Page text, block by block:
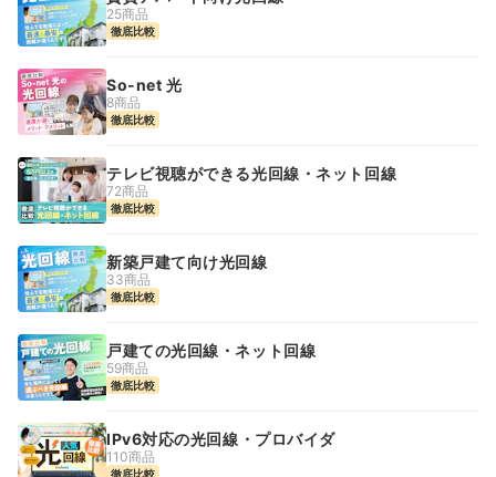
25商品
徹底比較
So-net 光
8商品
徹底比較
テレビ視聴ができる光回線・ネット回線
72商品
徹底比較
新築戸建て向け光回線
33商品
徹底比較
戸建ての光回線・ネット回線
59商品
徹底比較
IPv6対応の光回線・プロバイダ
110商品
徹底比較